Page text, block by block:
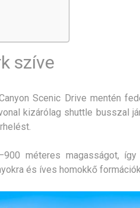
szíve
Scenic Drive mentén
kizárólag shuttle busszal
méteres magasságot,
és íves homokkő